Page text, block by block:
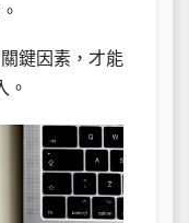
鍵因素，才能
。